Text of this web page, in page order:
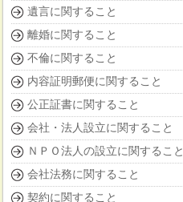
遺言に関すること
離婚に関すること
不倫に関すること
内容証明郵便に関すること
公正証書に関すること
会社・法人設立に関すること
ＮＰＯ法人の設立に関すること
会社法務に関すること
契約に関すること